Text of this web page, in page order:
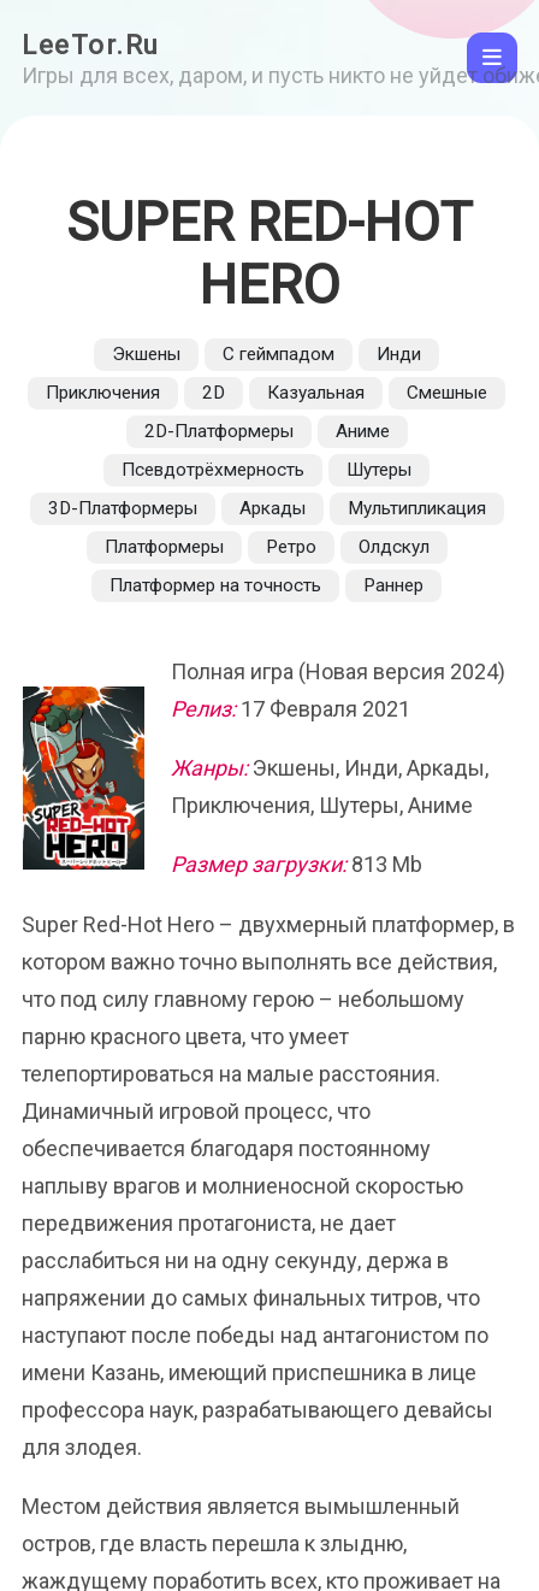
LeeTor.Ru
Игры для всех, даром, и пусть никто не уйдет
SUPER RED-HOT
HERO
Экшены С геймпадом
Инди
Приключения
2D Казуальная
Смешные
2D-Платформеры
Аниме
Псевдотрёхмерность
Шутеры
3D-Платформеры
Аркады
Мультипликация
Платформеры
Ретро
Олдскул
Платформер на точность
Раннер
Полная игра (Новая версия 2024)
Релиз:17 Февраля 2021
Жанры:Экшены, Инди, Аркады,
Приключения, Шутеры, Аниме
Размер загрузки:813 Mb
Super Red-Hot Hero – двухмерный платформер, в
котором важно точно выполнять все действия,
что под силу главному герою – небольшому
парню красного цвета, что умеет
телепортироваться на малые расстояния.
Динамичный игровой процесс, что
обеспечивается благодаря постоянному
наплыву врагов и молниеносной скоростью
передвижения протагониста, не дает
расслабиться ни на одну секунду, держа в
напряжении до самых финальных титров, что
наступают после победы над антагонистом по
имени Казань, имеющий приспешника в лице
профессора наук, разрабатывающего девайсы
для злодея.
Местом действия является вымышленный
остров, где власть перешла к злыдню,
жаждущему поработить всех, кто проживает на